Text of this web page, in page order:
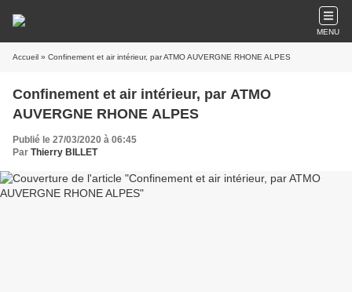
MENU
Accueil » Confinement et air intérieur, par ATMO AUVERGNE RHONE ALPES
Confinement et air intérieur, par ATMO
AUVERGNE RHONE ALPES
Publié le 27/03/2020 à 06:45
Par Thierry BILLET